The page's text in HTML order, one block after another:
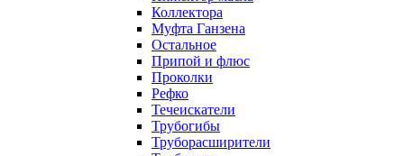
Коллектора
Муфта Ганзена
Остальное
Припой и флюс
Проколки
Рефко
Течеискатели
Трубогибы
Труборасширители